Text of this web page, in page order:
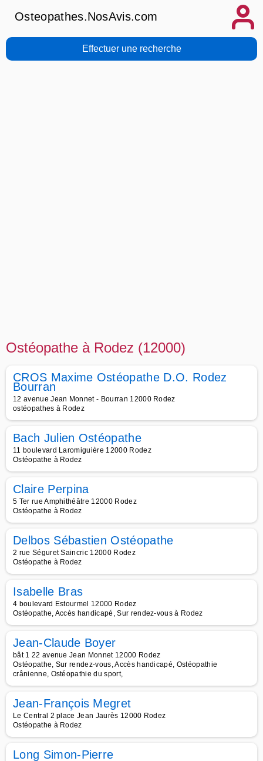
Osteopathes.NosAvis.com
Effectuer une recherche
Ostéopathe à Rodez (12000)
CROS Maxime Ostéopathe D.O. Rodez
Bourran
12 avenue Jean Monnet - Bourran 12000 Rodez
ostéopathes à Rodez
Bach Julien Ostéopathe
11 boulevard Laromiguière 12000 Rodez
Ostéopathe à Rodez
Claire Perpina
5 Ter rue Amphithéâtre 12000 Rodez
Ostéopathe à Rodez
Delbos Sébastien Ostéopathe
2 rue Séguret Saincric 12000 Rodez
Ostéopathe à Rodez
Isabelle Bras
4 boulevard Estourmel 12000 Rodez
Ostéopathe, Accès handicapé, Sur rendez-vous à Rodez
Jean-Claude Boyer
bât 1 22 avenue Jean Monnet 12000 Rodez
Ostéopathe, Sur rendez-vous, Accès handicapé, Ostéopathie
crânienne, Ostéopathie du sport,
Jean-François Megret
Le Central 2 place Jean Jaurès 12000 Rodez
Ostéopathe à Rodez
Long Simon-Pierre